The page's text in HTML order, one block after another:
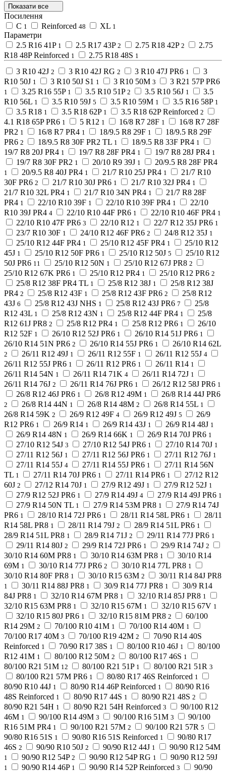
Показати все
Посилення
C 1 Reinforced 48 XL 1
Параметри
2.5 R16 41P 1 2.5 R17 43P 2 2.75 R18 42P 2
2.75
R18 48P Reinforced 1 2.75 R18 48S 1
3 R10 42J 2 3 R10 42J RG 2 3 R10 47J PR6 1
3
R10 50J 1 3 R10 50J S1 1 3 R10 50M 3 3 R21 57P PR6
1 3.25 R16 55P 1 3.5 R10 51P 2 3.5 R10 56J 1
3.5
R10 56L 1 3.5 R10 59J 5 3.5 R10 59M 1 3.5 R16 58P 1
3.5 R18 1 3.5 R18 62P 1 3.5 R18 62P Reinforced 2
4.1 R18 65P PR6 1 5 R12 1 16/8 R7 28F 1
16/8 R7 28F
PR2 1 16/8 R7 PR4 1 18/9.5 R8 29F 1
18/9.5 R8 29F
PR6 2 18/9.5 R8 30F PR2 TL 1 18/9.5 R8 33F PR4 1
19/7 R8 20J PR4 1 19/7 R8 28F PR4 1 19/7 R8 28J PR4 1
19/7 R8 30F PR2 1 20/10 R9 39J 1 20/9.5 R8 28F PR4
1 20/9.5 R8 40J PR4 1 21/7 R10 25J PR4 1
21/7 R10
30F PR6 2 21/7 R10 30J PR6 1 21/7 R10 32J PR4 1
21/7 R10 32L PR4 1 21/7 R10 34N PR4 1
21/7 R8 28F
PR4 1 22/10 R10 39F 1 22/10 R10 39F PR4 1
22/10
R10 39J PR4 4 22/10 R10 44F PR6 1 22/10 R10 46F PR4 1
22/10 R10 47F PR6 3 22/10 R12 1 22/7 R12 35J PR6 1
23/7 R10 30F 1 24/10 R12 46F PR6 2 24/8 R12 35J 1
25/10 R12 44F PR4 1 25/10 R12 45F PR4 1
25/10 R12
45J 1 25/10 R12 50F PR6 1 25/10 R12 50J 5
25/10 R12
50J PR6 11 25/10 R12 50N 1 25/10 R12 67J PR8 2
25/10 R12 67K PR6 1 25/10 R12 PR4 1 25/10 R12 PR6 2
25/8 R12 38F PR4 TL 1 25/8 R12 38J 1
25/8 R12 38J
PR4 2 25/8 R12 43F 1 25/8 R12 43F PR6 2
25/8 R12
43J 6 25/8 R12 43J NHS 1 25/8 R12 43J PR6 7
25/8
R12 43L 1 25/8 R12 43N 1 25/8 R12 44F PR4 1
25/8
R12 61J PR8 2 25/8 R12 PR4 1 25/8 R12 PR6 1
26/10
R12 52F 1 26/10 R12 52J PR6 1 26/10 R14 51J PR6 1
26/10 R14 51N PR6 2 26/10 R14 55J PR6 1 26/10 R14 62L
2 26/11 R12 49J 1 26/11 R12 55F 1 26/11 R12 55J 4
26/11 R12 55J PR6 1 26/11 R12 PR6 1 26/11 R14 1
26/11 R14 54N 1 26/11 R14 71K 4 26/11 R14 72J 1
26/11 R14 76J 2 26/11 R14 76J PR6 1 26/12 R12 58J PR6 1
26/8 R12 46J PR6 1 26/8 R12 49M 1 26/8 R14 44J PR6
2 26/8 R14 44N 1 26/8 R14 48M 2 26/8 R14 55L 1
26/8 R14 59K 2 26/9 R12 49F 4 26/9 R12 49J 5
26/9
R12 PR6 1 26/9 R14 1 26/9 R14 43J 1 26/9 R14 48J 1
26/9 R14 48N 1 26/9 R14 66K 1 26/9 R14 70J PR6 1
27/10 R12 54J 3 27/10 R12 54J PR6 1 27/10 R14 70J 1
27/11 R12 56J 1 27/11 R12 56J PR6 1 27/11 R12 76J 1
27/11 R14 55J 4 27/11 R14 55J PR6 1
27/11 R14 56N
TL 1 27/11 R14 70J PR6 1 27/11 R14 PR6 1
27/12 R12
60J 2 27/12 R14 70J 1 27/9 R12 49J 1 27/9 R12 52J 1
27/9 R12 52J PR6 1 27/9 R14 49J 4 27/9 R14 49J PR6 1
27/9 R14 50N TL 1 27/9 R14 53M PR8 1
27/9 R14 74J
PR6 1 28/10 R14 72J PR6 1 28/11 R14 58L PR6 1
28/11
R14 58L PR8 1 28/11 R14 79J 2 28/9 R14 51L PR6 1
28/9 R14 51L PR8 1 28/9 R14 71J 2 29/11 R14 77J PR6 1
29/11 R14 80J 2 29/9 R14 72J PR6 1 29/9 R14 74J 2
30/10 R14 60M PR8 1 30/10 R14 63M PR8 1
30/10 R14
69M 1 30/10 R14 77J PR6 2 30/10 R14 77L PR8 1
30/10 R14 80F PR8 1 30/10 R15 63M 2 30/11 R14 84J PR8
1 30/11 R14 88J PR8 1 30/9 R14 77J PR8 1
30/9 R14
84J PR8 1 32/10 R14 67M PR8 1 32/10 R14 85J PR8 1
32/10 R15 63M PR8 1 32/10 R15 67M 1 32/10 R15 67V 1
32/10 R15 80J PR6 1 32/10 R15 81M PR8 2
60/100
R14 29M 2 70/100 R10 41M 1 70/100 R14 40M 1
70/100 R17 40M 3 70/100 R19 42M 2
70/90 R14 40S
Reinforced 1 70/90 R17 38S 1 80/100 R10 46J 1
80/100
R12 41M 1 80/100 R12 50M 2 80/100 R17 46S 1
80/100 R21 51M 12 80/100 R21 51P 1 80/100 R21 51R 3
80/100 R21 57M PR6 1 80/80 R17 46S Reinforced 1
80/90 R10 44J 1 80/90 R14 46P Reinforced 1
80/90 R16
48S Reinforced 1 80/90 R17 44S 1 80/90 R21 48S 2
80/90 R21 54H 1 80/90 R21 54H Reinforced 3
90/100 R12
46M 1 90/100 R14 49M 3 90/100 R16 51M 3
90/100
R16 51M PR4 1 90/100 R21 57M 2 90/100 R21 57R 5
90/80 R16 51S 1 90/80 R16 51S Reinforced 1
90/80 R17
46S 2 90/90 R10 50J 2 90/90 R12 44J 1 90/90 R12 54M
1 90/90 R12 54P 2 90/90 R12 54P RG 1 90/90 R12 59J
1 90/90 R14 46P 1 90/90 R14 52P Reinforced 3
90/90